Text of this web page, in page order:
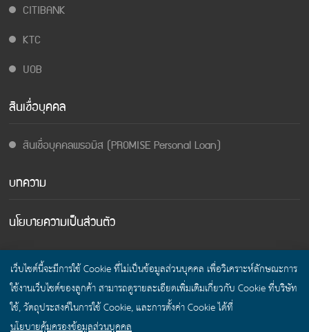
CITIBANK
KTC
UOB
สินเชื่อบุคคล
สินเชื่อบุคคลพรอมิส (PROMISE Personal Loan)
บทความ
นโยบายความเป็นส่วนตัว
© Cashing Field Thailand 2017 All Rights Reserved.
เว็บไซต์นี้จะมีการใช้ Cookie ที่ไม่เป็นข้อมูลส่วนบุคคล เพื่อวิเคราะห์ลักษณะการ
ใช้งานเว็บไซต์ของลูกค้า สามารถดูรายละเอียดเพิ่มเติมเกี่ยวกับ Cookie ที่บริษัท
ใช้, วัตถุประสงค์ในการใช้ Cookie, และการตั้งค่า Cookie ได้ที่
นโยบายคุ้มครองข้อมูลส่วนบุคคล